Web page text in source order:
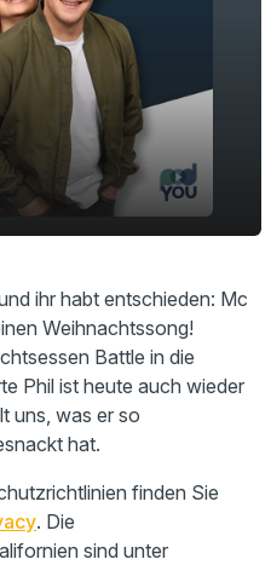
18:52
ihr habt entschieden: Mc
Weihnachtssong!
Battle in die
Phil ist heute auch wieder
uns, was er so
hat.
finden Sie
. Die
sind unter